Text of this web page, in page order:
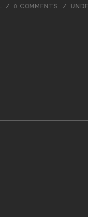
/ 0 COMMENTS /